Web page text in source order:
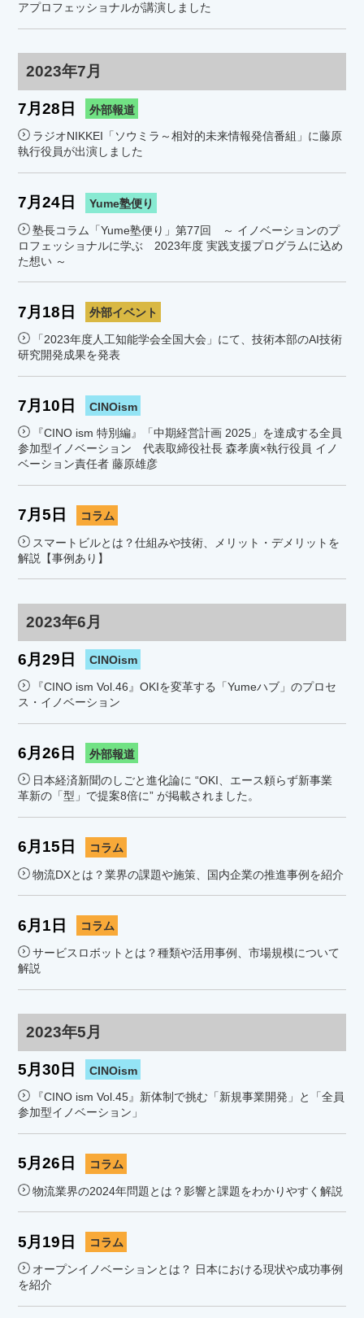
アプロフェッショナルが講演しました
2023年7月
7月28日 外部報道
ラジオNIKKEI「ソウミラ～相対的未来情報発信番組」に藤原
執行役員が出演しました
7月24日 Yume塾便り
塾長コラム「Yume塾便り」第77回 ～ イノベーションのプ
ロフェッショナルに学ぶ 2023年度 実践支援プログラムに込め
た想い ～
7月18日 外部イベント
「2023年度人工知能学会全国大会」にて、技術本部のAI技術
研究開発成果を発表
7月10日 CINOism
『CINO ism 特別編』「中期経営計画 2025」を達成する全員
参加型イノベーション 代表取締役社長 森孝廣×執行役員 イノ
ベーション責任者 藤原雄彦
7月5日 コラム
スマートビルとは？仕組みや技術、メリット・デメリットを
解説【事例あり】
2023年6月
6月29日 CINOism
『CINO ism Vol.46』OKIを変革する「Yumeハブ」のプロセ
ス・イノベーション
6月26日 外部報道
日本経済新聞のしごと進化論に “OKI、エース頼らず新事業
革新の「型」で提案8倍に” が掲載されました。
6月15日 コラム
物流DXとは？業界の課題や施策、国内企業の推進事例を紹介
6月1日 コラム
サービスロボットとは？種類や活用事例、市場規模について
解説
2023年5月
5月30日 CINOism
『CINO ism Vol.45』新体制で挑む「新規事業開発」と「全員
参加型イノベーション」
5月26日 コラム
物流業界の2024年問題とは？影響と課題をわかりやすく解説
5月19日 コラム
オープンイノベーションとは？ 日本における現状や成功事例
を紹介